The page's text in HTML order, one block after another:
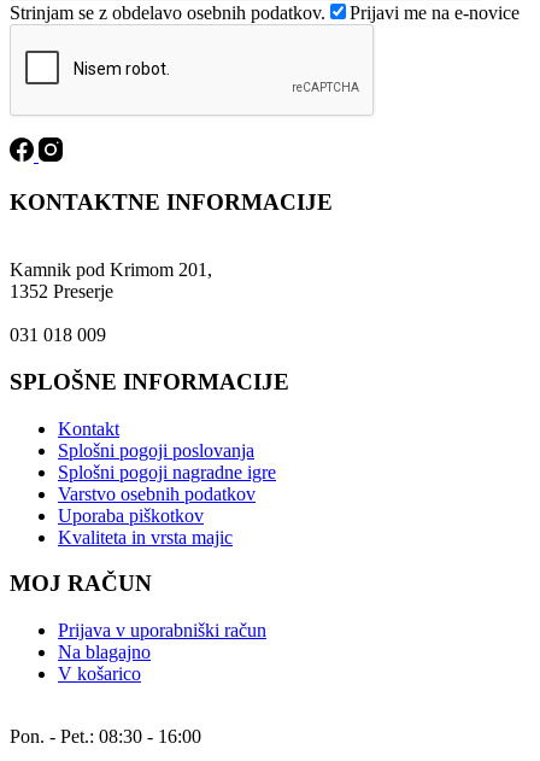
Strinjam se z obdelavo osebnih podatkov. Prijavi me na e-novice
KONTAKTNE INFORMACIJE
Kamnik pod Krimom 201,
1352 Preserje
031 018 009
SPLOŠNE INFORMACIJE
Kontakt
Splošni pogoji poslovanja
Splošni pogoji nagradne igre
Varstvo osebnih podatkov
Uporaba piškotkov
Kvaliteta in vrsta majic
MOJ RAČUN
Prijava v uporabniški račun
Na blagajno
V košarico
Pon. - Pet.: 08:30 - 16:00